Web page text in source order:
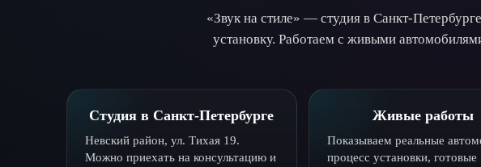
«Звук на стиле» — студия в Санкт-
установку. Работаем с живыми
Студия в Санкт-Петербурге
Невский район, ул. Тихая 19.
Можно приехать на консультацию и
Живые работы
Показываем реальные
процесс установки, готовые